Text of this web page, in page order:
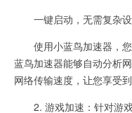
一键启动，无需复杂设
使用小蓝鸟加速器，您
蓝鸟加速器能够自动分析
网络传输速度，让您享受
2. 游戏加速：针对游戏